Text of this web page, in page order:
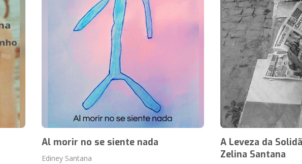
Al morir no se siente nada
Ediney Santana
A Leveza da
Zelina Santana